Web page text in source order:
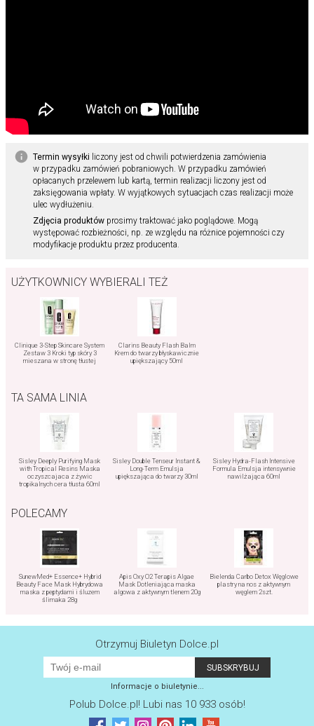
Termin wysyłki liczony jest od chwili potwierdzenia zamówienia
w przypadku zamówień pobraniowych. W przypadku zamówień
opłacanych przelewem lub kartą, termin realizacji liczony jest od
zaksięgowania wpłaty. W wyjątkowych sytuacjach czas realizacji może
ulec wydłużeniu.
Zdjęcia produktówprosimy traktować jako poglądowe. Mogą
występować rozbieżności, np. ze względu na różnice pojemności czy
modyfikacje produktu przez producenta.
UŻYTKOWNICY WYBIERALI TEŻ
Clinique 3-Step Skincare System
Zestaw 3 Kroki typ skóry 3
mieszana w stronę tłustej
Clarins Beauty Flash Balm
Krem do twarzy błyskawicznie
upiększający 50ml
TA SAMA LINIA
Sisley Deeply Purifying Mask
with Tropical Resins Maska
oczyszcajaca z żywic
tropikalnych cera tłusta 60ml
Sisley Double Tenseur Instant &
Long-Term Emulsja
upiększająca do twarzy 30ml
Sisley Hydra-Flash Intensive
Formula Emulsja intensywnie
nawilżająca 60ml
POLECAMY
SunewMed+ Essence+ Hybrid
Beauty Face Mask Hybrydowa
maska z peptydami i śluzem
ślimaka 28g
Apis Oxy O2 Terapis Algae
Mask Dotleniająca maska
algowa z aktywnym tlenem 20g
Bielenda Carbo Detox Węglowe
plastry na nos z aktywnym
węglem 2szt.
Otrzymuj Biuletyn Dolce.pl
Informacje o biuletynie...
Polub Dolce.pl! Lubi nas 10 933 osób!